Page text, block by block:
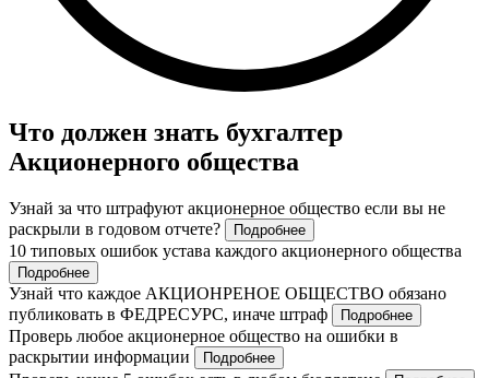
Что должен знать бухгалтер
Акционерного общества
Узнай за что штрафуют акционерное общество если вы не
раскрыли в годовом отчете?
Подробнее
10 типовых ошибок устава каждого акционерного общества
Подробнее
Узнай что каждое АКЦИОНРЕНОЕ ОБЩЕСТВО обязано
публиковать в ФЕДРЕСУРС, иначе штраф
Подробнее
Проверь любое акционерное общество на ошибки в
раскрытии информации
Подробнее